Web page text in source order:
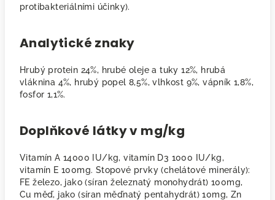
protibakteriálními účinky).
Analytické znaky
Hrubý protein 24%, hrubé oleje a tuky 12%, hrubá
vláknina 4%, hrubý popel 8,5%, vlhkost 9%, vápník 1,8%,
fosfor 1,1%.
Doplňkové látky v mg/kg
Vitamín A 14000 IU/kg, vitamín D3 1000 IU/kg,
vitamín E 100mg. Stopové prvky (chelátové minerály):
FE železo, jako (síran železnatý monohydrát) 100mg,
Cu měď, jako (síran měďnatý pentahydrát) 10mg, Zn